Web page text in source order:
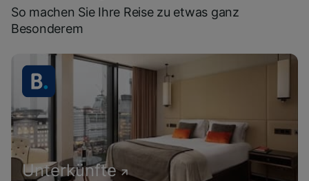
So machen Sie Ihre Reise zu etwas ganz
Besonderem
Unterkünfte